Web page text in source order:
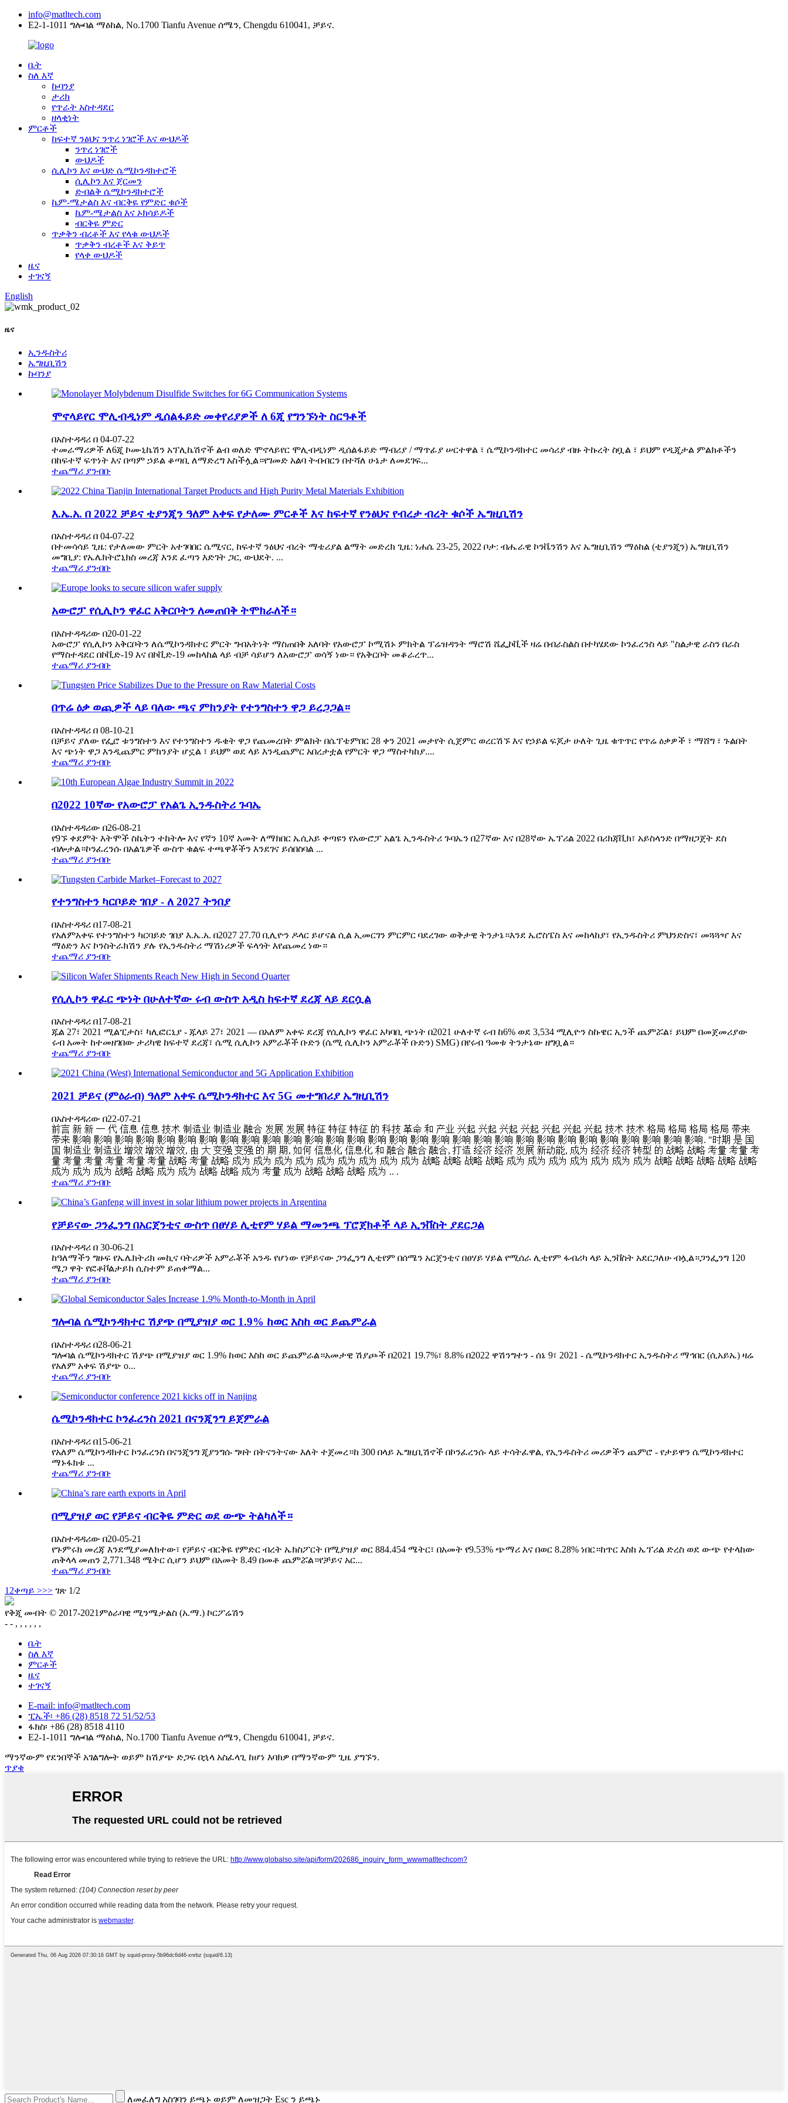
info@matltech.com
E2-1-1011 ግሎባል ማዕከል, No.1700 Tianfu Avenue ሰሜን, Chengdu 610041, ቻይና.
ቤት
ስለ እኛ
ኩባንያ
ታሪክ
የጥራት አስተዳደር
ዘላቂነት
ምርቶች
ከፍተኛ ንፅህና ንጥረ ነገሮች እና ውህዶች
ንጥረ ነገሮች
ውህዶች
ሲሊኮን እና ውህድ ሴሚኮንዳክተሮች
ሲሊኮን እና ጀርመን
ድብልቅ ሴሚኮንዳክተሮች
ኬም-ሜታልስ እና ብርቅዬ የምድር ቁሶች
ኬም-ሜታልስ እና ኦክሳይዶች
ብርቅዬ ምድር
ጥቃቅን ብረቶች እና የላቁ ውህዶች
ጥቃቅን ብረቶች እና ቅይጥ
የላቀ ውህዶች
ዜና
ተገናኝ
English
ዜና
ኢንዱስትሪ
ኤግዚቢሽን
ኩባንያ
ሞኖላይየር ሞሊብዲነም ዲሰልፋይድ መቀየሪያዎች ለ 6ጂ የግንኙነት ስርዓቶች
በአስተዳዳሪ በ 04-07-22
ተመራማሪዎች ለ6ጂ ኮሙኒኬሽን አፕሊኬሽኖች ልብ ወለድ ሞኖላይየር ሞሊብዲነም ዲሰልፋይድ ማብሪያ / ማጥፊያ ሠርተዋል ፣ ሴሚኮንዳክተር መሳሪያ ብዙ ትኩረት ስቧል ፣ ይህም የዲጂታል ምልክቶችን
በከፍተኛ ፍጥነት እና በጣም ኃይል ቆጣቢ ለማድረግ አስችሏል።የገመድ አልባ ትብብርን በተሻለ ሁኔታ ለመደገፍ...
ተጨማሪ ያንብቡ
እ.ኤ.አ. በ 2022 ቻይና ቲያንጂን ዓለም አቀፍ የታለሙ ምርቶች እና ከፍተኛ የንፅህና የብረታ ብረት ቁሶች ኤግዚቢሽን
በአስተዳዳሪ በ 04-07-22
በተመሳሳይ ጊዜ: የታለመው ምርት አተገባበር ሴሚናር, ከፍተኛ ንፅህና ብረት ማቴሪያል ልማት መድረክ ጊዜ: ነሐሴ 23-25, 2022 ቦታ: ብሔራዊ ኮንቬንሽን እና ኤግዚቢሽን ማዕከል (ቲያንጂን) ኤግዚቢሽን
መግቢያ: የኤሌክትሮኒክስ መረጃ እንደ ፈጣን እድገት ጋር, ውህደት. ...
ተጨማሪ ያንብቡ
አውሮፓ የሲሊኮን ዋፈር አቅርቦትን ለመጠበቅ ትሞክራለች።
በአስተዳዳሪው በ20-01-22
አውሮፓ የሲሊኮን አቅርቦትን ለሴሚኮንዳክተር ምርት ግብአትነት ማስጠበቅ አለባት የአውሮፓ ኮሚሽኑ ምክትል ፕሬዝዳንት ማሮሽ ሼፌኮቪች ዛሬ በብራስልስ በተካሄደው ኮንፈረንስ ላይ "ስልታዊ ራስን በራስ
የማስተዳደር በኮቪድ-19 እና በኮቪድ-19 መከላከል ላይ ብቻ ሳይሆን ለአውሮፓ ወሳኝ ነው። የአቅርቦት መቆራረጥ...
ተጨማሪ ያንብቡ
በጥሬ ዕቃ ወጪዎች ላይ ባለው ጫና ምክንያት የተንግስተን ዋጋ ይረጋጋል።
በአስተዳዳሪ በ 08-10-21
በቻይና ያለው የፌሮ ቱንግስተን እና የተንግስተን ዱቄት ዋጋ የጨመረበት ምልክት በሴፕቴምበር 28 ቀን 2021 መታየት ሲጀምር ወረርሽኙ እና የኃይል ፍጆታ ሁለት ጊዜ ቁጥጥር የጥሬ ዕቃዎች ፣ ማሸግ ፣ ጉልበት
እና ጭነት ዋጋ እንዲጨምር ምክንያት ሆኗል ፣ ይህም ወደ ላይ እንዲጨምር አበረታቷል የምርት ዋጋ ማስተካከያ....
ተጨማሪ ያንብቡ
በ2022 10ኛው የአውሮፓ የአልጌ ኢንዱስትሪ ጉባኤ
በአስተዳዳሪው በ26-08-21
የ9ኙ ቀደምት እትሞች ስኬትን ተከትሎ እና የኛን 10ኛ አመት ለማክበር ኤሲአይ ቀጣዩን የአውሮፓ አልጌ ኢንዱስትሪ ጉባኤን በ27ኛው እና በ28ኛው ኤፕሪል 2022 በሪክጃቪክ፣ አይስላንድ በማዘጋጀት ደስ
ብሎታል።ኮንፈረንሱ በአልጌዎች ውስጥ ቁልፍ ተጫዋቾችን እንደገና ይሰበስባል ...
ተጨማሪ ያንብቡ
የተንግስተን ካርቦይድ ገበያ - ለ 2027 ትንበያ
በአስተዳዳሪ በ17-08-21
የአለምአቀፍ የተንግስተን ካርባይድ ገበያ እ.ኤ.አ. በ2027 27.70 ቢሊዮን ዶላር ይሆናል ሲል ኢመርገን ምርምር ባደረገው ወቅታዊ ትንታኔ።እንደ ኤሮስፔስ እና መከላከያ፣ የኢንዱስትሪ ምህንድስና፣ መጓጓዣ እና
ማዕድን እና ኮንስትራክሽን ያሉ የኢንዱስትሪ ማሽነሪዎች ፍላጎት እየጨመረ ነው።
ተጨማሪ ያንብቡ
የሲሊኮን ዋፈር ጭነት በሁለተኛው ሩብ ውስጥ አዲስ ከፍተኛ ደረጃ ላይ ደርሷል
በአስተዳዳሪ በ17-08-21
ጁል 27፣ 2021 ሚልፒታስ፣ ካሊፎርኒያ - ጁላይ 27፣ 2021 — በአለም አቀፍ ደረጃ የሲሊኮን ዋፈር አካባቢ ጭነት በ2021 ሁለተኛ ሩብ ከ6% ወደ 3,534 ሚሊዮን ስኩዌር ኢንች ጨምሯል፣ ይህም በመጀመሪያው
ሩብ አመት ከተመዘገበው ታሪካዊ ከፍተኛ ደረጃ፣ ሴሚ ሲሊኮን አምራቾች ቡድን (ሴሚ ሲሊኮን አምራቾች ቡድን) SMG) በየሩብ ዓመቱ ትንታኔው ዘግቧል።
ተጨማሪ ያንብቡ
2021 ቻይና (ምዕራብ) ዓለም አቀፍ ሴሚኮንዳክተር እና 5G መተግበሪያ ኤግዚቢሽን
በአስተዳዳሪው በ22-07-21
前言 新 新 一 代 信息 信息 技术 制造业 制造业 融合 发展 发展 特征 特征 特征 的 科技 革命 和 产业 兴起 兴起 兴起 兴起 兴起 兴起 兴起 技术 技术 格局 格局 格局 格局 带来
带来 影响 影响 影响 影响 影响 影响 影响 影响 影响 影响 影响 影响 影响 影响 影响 影响 影响 影响 影响 影响 影响 影响 影响 影响 影响 影响 影响 影响 影响 影响. "时期 是 国
国 制造业 制造业 增效 增效 增效, 由 大 变强 变强 的 期 期, 如何 信息化 信息化 和 融合 融合 融合, 打造 经济 经济 发展 新动能, 成为 经济 经济 转型 的 战略 战略 考量 考量 考
量 考量 考量 考量 考量 考量 战略 考量 战略 成为 成为 成为 成为 成为 成为 成为 成为 成为 战略 战略 战略 战略 成为 成为 成为 成为 成为 成为 成为 战略 战略 战略 战略 战略
成为 成为 成为 战略 战略 成为 成为 战略 战略 成为 考量 成为 战略 战略 战略 成为 .. .
ተጨማሪ ያንብቡ
የቻይናው ጋንፌንግ በአርጀንቲና ውስጥ በፀሃይ ሊቲየም ሃይል ማመንጫ ፕሮጀክቶች ላይ ኢንቨስት ያደርጋል
በአስተዳዳሪ በ 30-06-21
ከዓለማችን ግዙፍ የኤሌክትሪክ መኪና ባትሪዎች አምራቾች አንዱ የሆነው የቻይናው ጋንፌንግ ሊቲየም በሰሜን አርጀንቲና በፀሃይ ሃይል የሚሰራ ሊቲየም ፋብሪካ ላይ ኢንቨስት አደርጋለሁ ብሏል።ጋንፌንግ 120
ሜጋ ዋት የፎቶቮልታይክ ሲስተም ይጠቀማል...
ተጨማሪ ያንብቡ
ግሎባል ሴሚኮንዳክተር ሽያጭ በሚያዝያ ወር 1.9% ከወር እስከ ወር ይጨምራል
በአስተዳዳሪ በ28-06-21
ግሎባል ሴሚኮንዳክተር ሽያጭ በሚያዝያ ወር 1.9% ከወር እስከ ወር ይጨምራል።አመታዊ ሽያጮች በ2021 19.7%፣ 8.8% በ2022 ዋሽንግተን - ሰኔ 9፣ 2021 - ሴሚኮንዳክተር ኢንዱስትሪ ማኅበር (ሲአይኤ) ዛሬ
የአለም አቀፍ ሽያጭ o...
ተጨማሪ ያንብቡ
ሴሚኮንዳክተር ኮንፈረንስ 2021 በናንጂንግ ይጀምራል
በአስተዳዳሪ በ15-06-21
የአለም ሴሚኮንዳክተር ኮንፈረንስ በናንጂንግ ጂያንግሱ ግዛት በትናንትናው እለት ተጀመረ።ከ 300 በላይ ኤግዚቢሽኖች በኮንፈረንሱ ላይ ተሳትፈዋል, የኢንዱስትሪ መሪዎችን ጨምሮ - የታይዋን ሴሚኮንዳክተር
ማኑፋክቱ ...
ተጨማሪ ያንብቡ
በሚያዝያ ወር የቻይና ብርቅዬ ምድር ወደ ውጭ ትልካለች።
በአስተዳዳሪው በ20-05-21
የጉምሩክ መረጃ እንደሚያመለክተው፣ የቻይና ብርቅዬ የምድር ብረት ኤክስፖርት በሚያዝያ ወር 884.454 ሜትር፣ በአመት የ9.53% ጭማሪ እና በወር 8.28% ነበር።ከጥር እስከ ኤፕሪል ድረስ ወደ ውጭ የተላከው
ጠቅላላ መጠን 2,771.348 ሜትር ሲሆን ይህም በአመት 8.49 በመቶ ጨምሯል።የቻይና አር...
ተጨማሪ ያንብቡ
1 2ቀጣይ >>> ገጽ 1/2
የቅጂ መብት © 2017-2021ምዕራባዊ ሚንሜታልስ (አ.ማ.) ኮርፖሬሽን
- - , , , , , ,
ቤት
ስለ እኛ
ምርቶች
ዜና
ተገናኝ
E-mail: info@matltech.com
ፒኤች፡ +86 (28) 8518 72 51/52/53
ፋክስ፡ +86 (28) 8518 4110
E2-1-1011 ግሎባል ማዕከል, No.1700 Tianfu Avenue ሰሜን, Chengdu 610041, ቻይና.
ማንኛውም የደንበኞች አገልግሎት ወይም ከሽያጭ ድጋፍ በኋላ አስፈላጊ ከሆነ እባክዎ በማንኛውም ጊዜ ያግኙን.
ጥያቄ
ለመፈለግ አስገባን ይጫኑ ወይም ለመዝጋት Esc ን ይጫኑ